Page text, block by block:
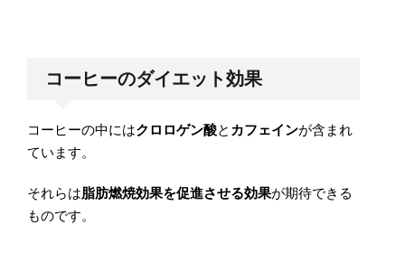
コーヒーのダイエット効果
コーヒーの中にはクロロゲン酸と カフェインが含まれ
ています。
それらは脂肪燃焼効果を促進させる効果が期待できる
ものです。